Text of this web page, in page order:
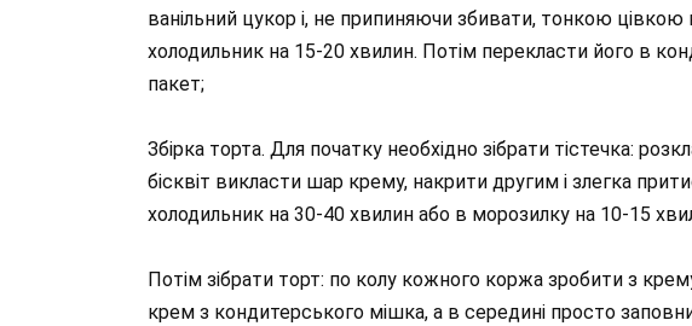
ванільний цукор і, не припиняючи збивати, тонкою
холодильник на 15-20 хвилин. Потім перекласти його в
пакет;
Збірка торта. Для початку необхідно зібрати тістечка:
бісквіт викласти шар крему, накрити другим і злегка
холодильник на 30-40 хвилин або в морозилку на 10-15
Потім зібрати торт: по колу кожного коржа зробити з
крем з кондитерського мішка, а в середині просто